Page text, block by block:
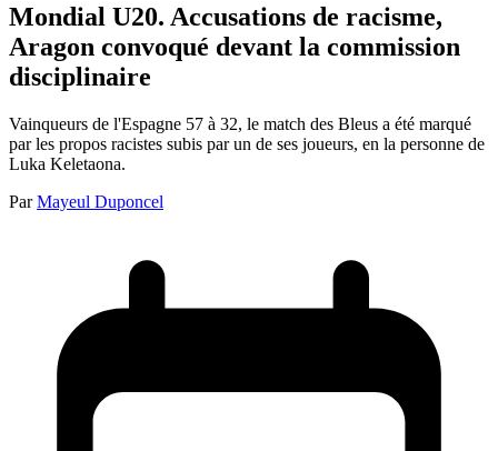
Mondial U20. Accusations de racisme,
Aragon convoqué devant la commission
disciplinaire
Vainqueurs de l'Espagne 57 à 32, le match des Bleus a été marqué
par les propos racistes subis par un de ses joueurs, en la personne de
Luka Keletaona.
Par Mayeul Duponcel